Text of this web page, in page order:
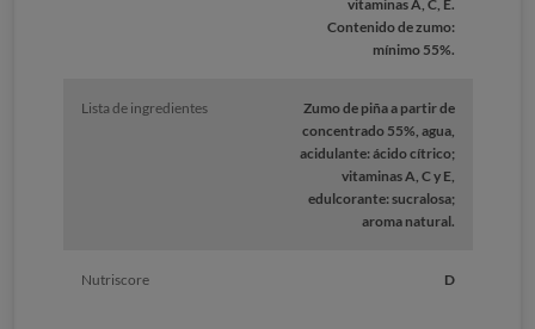
vitaminas A, C, E.
Contenido de zumo:
mínimo 55%.
Lista de ingredientes
Zumo de piña a partir de
concentrado 55%, agua,
acidulante: ácido cítrico;
vitaminas A, C y E,
edulcorante: sucralosa;
aroma natural.
Nutriscore D